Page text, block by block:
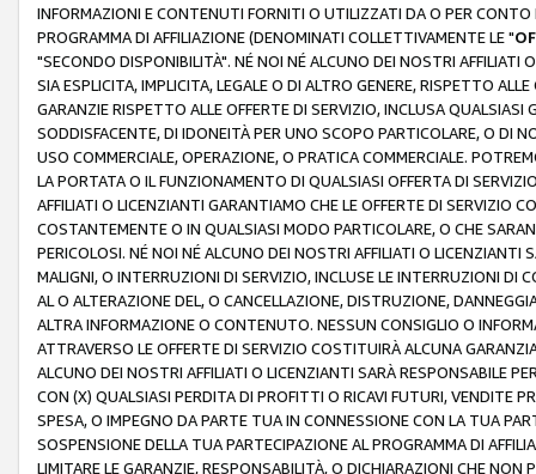
INFORMAZIONI E CONTENUTI FORNITI O UTILIZZATI DA O PER
PROGRAMMA DI AFFILIAZIONE (DENOMINATI COLLETTIVAMENTE LE "
"SECONDO DISPONIBILITÀ". NÉ NOI NÉ ALCUNO DEI NOSTRI
SIA ESPLICITA, IMPLICITA, LEGALE O DI ALTRO GENERE, RISPETTO
GARANZIE RISPETTO ALLE OFFERTE DI SERVIZIO, INCLUSA
SODDISFACENTE, DI IDONEITÀ PER UNO SCOPO PARTICOLARE, O DI
USO COMMERCIALE, OPERAZIONE, O PRATICA COMMERCIALE.
LA PORTATA O IL FUNZIONAMENTO DI QUALSIASI OFFERTA DI
AFFILIATI O LICENZIANTI GARANTIAMO CHE LE OFFERTE DI SERVIZIO
COSTANTEMENTE O IN QUALSIASI MODO PARTICOLARE, O CHE
PERICOLOSI. NÉ NOI NÉ ALCUNO DEI NOSTRI AFFILIATI O LICENZIANTI
MALIGNI, O INTERRUZIONI DI SERVIZIO, INCLUSE LE INTERRUZIONI DI
AL O ALTERAZIONE DEL, O CANCELLAZIONE, DISTRUZIONE,
ALTRA INFORMAZIONE O CONTENUTO. NESSUN CONSIGLIO O
ATTRAVERSO LE OFFERTE DI SERVIZIO COSTITUIRÀ ALCUNA
ALCUNO DEI NOSTRI AFFILIATI O LICENZIANTI SARÀ RESPONSABILE
CON (X) QUALSIASI PERDITA DI PROFITTI O RICAVI FUTURI, VENDITE
SPESA, O IMPEGNO DA PARTE TUA IN CONNESSIONE CON LA TUA
SOSPENSIONE DELLA TUA PARTECIPAZIONE AL PROGRAMMA DI
LIMITARE LE GARANZIE, RESPONSABILITÀ, O DICHIARAZIONI CHE NON